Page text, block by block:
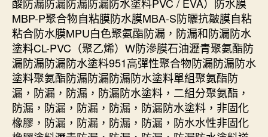
MBP-P聚合物自粘膜防水膜MBA-S防曬抗皺膜自粘
粘合防水膜MPU白色聚氨酯防漏，防漏和防漏防水
塗料CL-PVC（聚乙烯）W防滲膜石油瀝青聚氨酯防
漏防漏防漏防水塗料951高彈性聚合物防漏防漏防水
塗料聚氨酯防漏防漏防漏防水塗料單組聚氨酯防
漏，防漏，防漏，防漏防水塗料，二組分聚氨酯，
防漏，防漏，防漏，防漏，防漏防水塗料，非固化
橡膠，防漏，防漏，防漏，防漏，防水水性非固化